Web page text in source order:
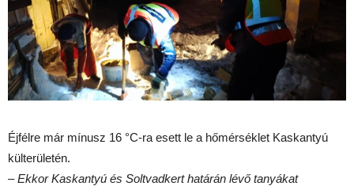
Éjfélre már mínusz 16 °C-ra esett le a hőmérséklet Kaskantyú
külterületén.
– Ekkor Kaskantyú és Soltvadkert határán lévő tanyákat